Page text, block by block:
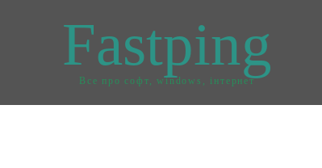
Fastping
Все про софт, windows, інтернет